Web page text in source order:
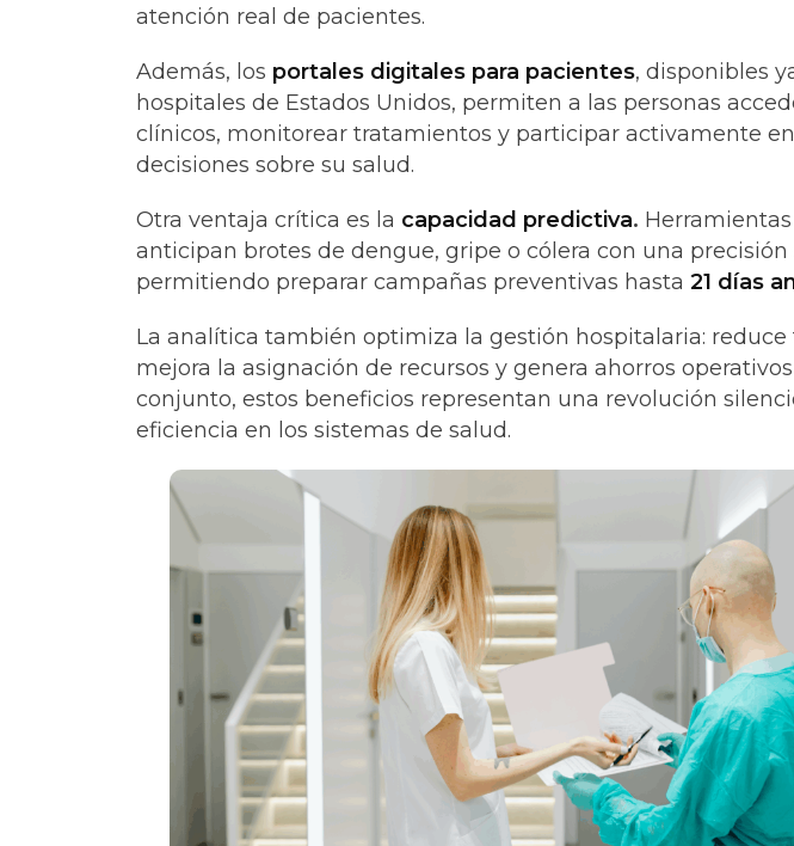
atención real de pacientes.
Además, los portales digitales para pacientes, disponibles
hospitales de Estados Unidos, permiten a las personas
clínicos, monitorear tratamientos y participar activamente
decisiones sobre su salud.
Otra ventaja crítica es la capacidad predictiva.
anticipan brotes de dengue, gripe o cólera con una precisión
permitiendo preparar campañas preventivas hasta 21 días
La analítica también optimiza la gestión hospitalaria: reduce
mejora la asignación de recursos y genera ahorros
conjunto, estos beneficios representan una revolución
eficiencia en los sistemas de salud.